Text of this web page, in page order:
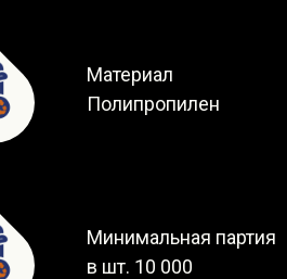
Материал
Полипропилен
Минимальная партия
в шт. 10 000